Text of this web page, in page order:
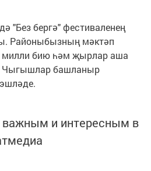
"Без бергә" фестиваленең
Районыбызның мәктәп
милли бию һәм җырлар аша
Чыгышлар башланыр
и интересным в